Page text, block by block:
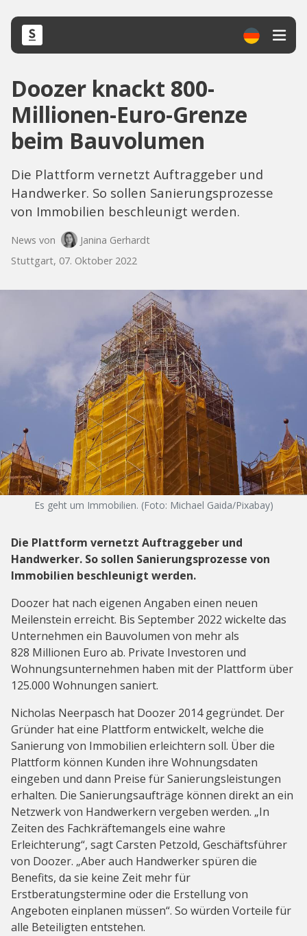
Doozer knackt 800-
Millionen-Euro-Grenze
beim Bauvolumen
Die Plattform vernetzt Auftraggeber und
Handwerker. So sollen Sanierungsprozesse
von Immobilien beschleunigt werden.
News von
Janina Gerhardt
Stuttgart, 07. Oktober 2022
Es geht um Immobilien. (Foto: Michael Gaida/Pixabay)
Die Plattform vernetzt Auftraggeber und
Handwerker. So sollen Sanierungsprozesse von
Immobilien beschleunigt werden.
Doozer hat nach eigenen Angaben einen neuen
Meilenstein erreicht. Bis September 2022 wickelte das
Unternehmen ein Bauvolumen von mehr als
828 Millionen Euro ab. Private Investoren und
Wohnungsunternehmen haben mit der Plattform über
125.000 Wohnungen saniert.
Nicholas Neerpasch hat Doozer 2014 gegründet. Der
Gründer hat eine Plattform entwickelt, welche die
Sanierung von Immobilien erleichtern soll. Über die
Plattform können Kunden ihre Wohnungsdaten
eingeben und dann Preise für Sanierungsleistungen
erhalten. Die Sanierungsaufträge können direkt an ein
Netzwerk von Handwerkern vergeben werden. „In
Zeiten des Fachkräftemangels eine wahre
Erleichterung“, sagt Carsten Petzold, Geschäftsführer
von Doozer. „Aber auch Handwerker spüren die
Benefits, da sie keine Zeit mehr für
Erstberatungstermine oder die Erstellung von
Angeboten einplanen müssen“. So würden Vorteile für
alle Beteiligten entstehen.